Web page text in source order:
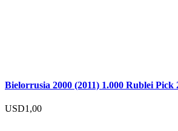
Bielorrusia 2000 (2011) 1.000 Rublei Pick
USD1,00